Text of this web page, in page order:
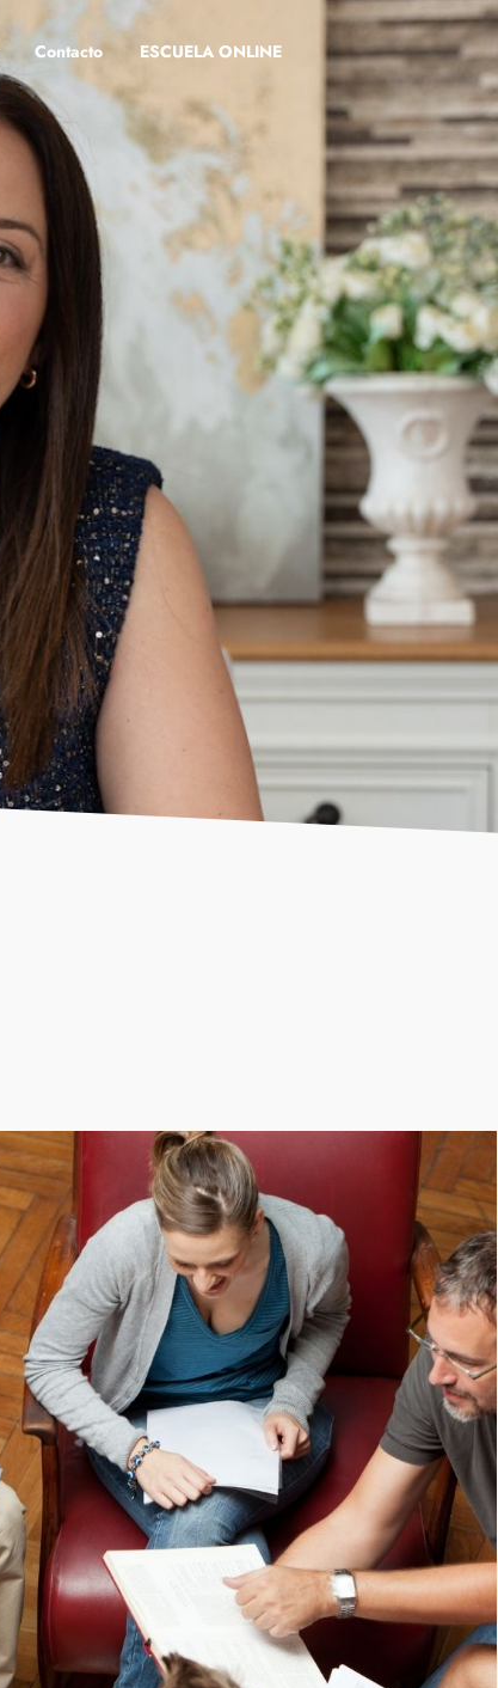
Contacto ESCUELA ONLINE